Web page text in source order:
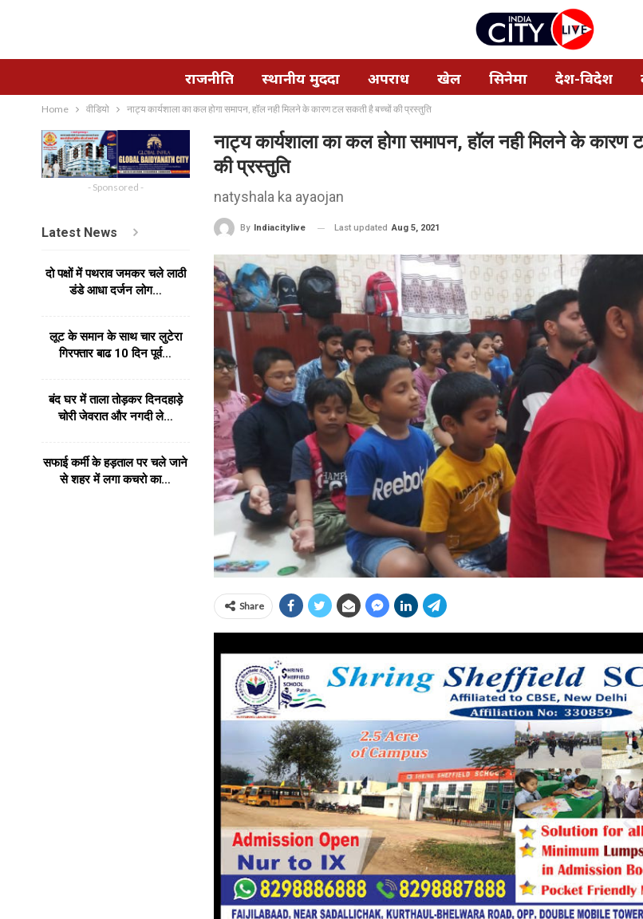
राजनीति स्थानीय मुददा अपराध खेल सिनेमा देश-विदेश
Home वीडियो नाट्य कार्यशाला का कल होगा समापन, हॉल नही मिलने के कारण टल सकती है बच्चों की प्रस्तुति
नाट्य कार्यशाला का कल होगा समापन, हॉल नही मिलने के कारण
की प्रस्तुति
natyshala ka ayaojan
By Indiacitylive Last updated Aug 5, 2021
Share
- Sponsored -
Latest News
दो पक्षों में पथराव जमकर चले लाठी
डंडे आधा दर्जन लोग…
लूट के समान के साथ चार लुटेरा
गिरफ्तार बाढ 10 दिन पूर्व…
बंद घर में ताला तोड़कर दिनदहाड़े
चोरी जेवरात और नगदी ले…
सफाई कर्मी के हड़ताल पर चले जाने
से शहर में लगा कचरो का…